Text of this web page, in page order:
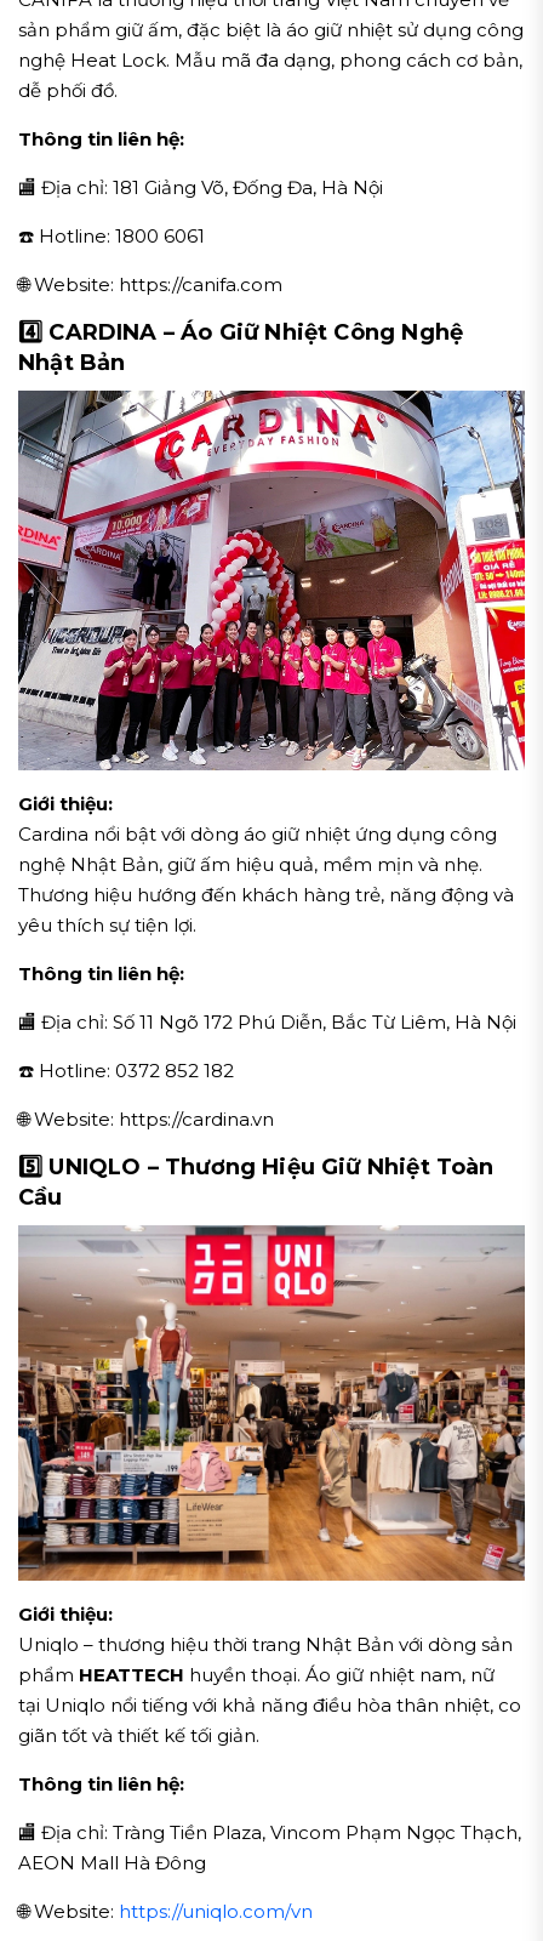
sản phẩm giữ ấm, đặc biệt là áo giữ nhiệt sử dụng công
nghệ Heat Lock. Mẫu mã đa dạng, phong cách cơ bản,
dễ phối đồ.
Thông tin liên hệ:
🏬 Địa chỉ: 181 Giảng Võ, Đống Đa, Hà Nội
☎️ Hotline: 1800 6061
🌐 Website: https://canifa.com
4️⃣ CARDINA – Áo Giữ Nhiệt Công Nghệ
Nhật Bản
Giới thiệu:
Cardina nổi bật với dòng áo giữ nhiệt ứng dụng công
nghệ Nhật Bản, giữ ấm hiệu quả, mềm mịn và nhẹ.
Thương hiệu hướng đến khách hàng trẻ, năng động và
yêu thích sự tiện lợi.
Thông tin liên hệ:
🏬 Địa chỉ: Số 11 Ngõ 172 Phú Diễn, Bắc Từ Liêm, Hà Nội
☎️ Hotline: 0372 852 182
🌐 Website: https://cardina.vn
5️⃣ UNIQLO – Thương Hiệu Giữ Nhiệt Toàn
Cầu
Giới thiệu:
Uniqlo – thương hiệu thời trang Nhật Bản với dòng sản
phẩm HEATTECH huyền thoại. Áo giữ nhiệt nam, nữ
tại Uniqlo nổi tiếng với khả năng điều hòa thân nhiệt, co
giãn tốt và thiết kế tối giản.
Thông tin liên hệ:
🏬 Địa chỉ: Tràng Tiền Plaza, Vincom Phạm Ngọc Thạch,
AEON Mall Hà Đông
🌐 Website: https://uniqlo.com/vn